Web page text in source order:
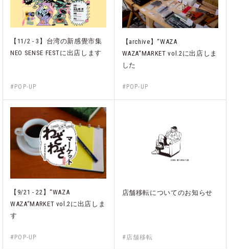
【11/2 - 3】台湾の新感覺市集
NEO SENSE FESTに出店します
#POP-UP
【archive】“WAZA
WAZA“MARKET vol.2に出店しま
した
#POP-UP
【9/21 - 22】“WAZA
WAZA“MARKET vol.2に出店しま
す
#POP-UP
店舗移転についてのお知らせ
#店舗移転